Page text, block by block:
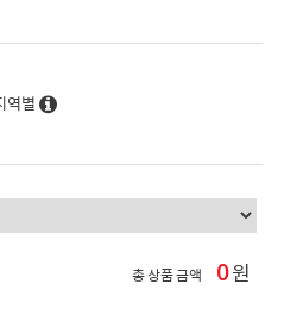
역별
총 상품 금액 0원